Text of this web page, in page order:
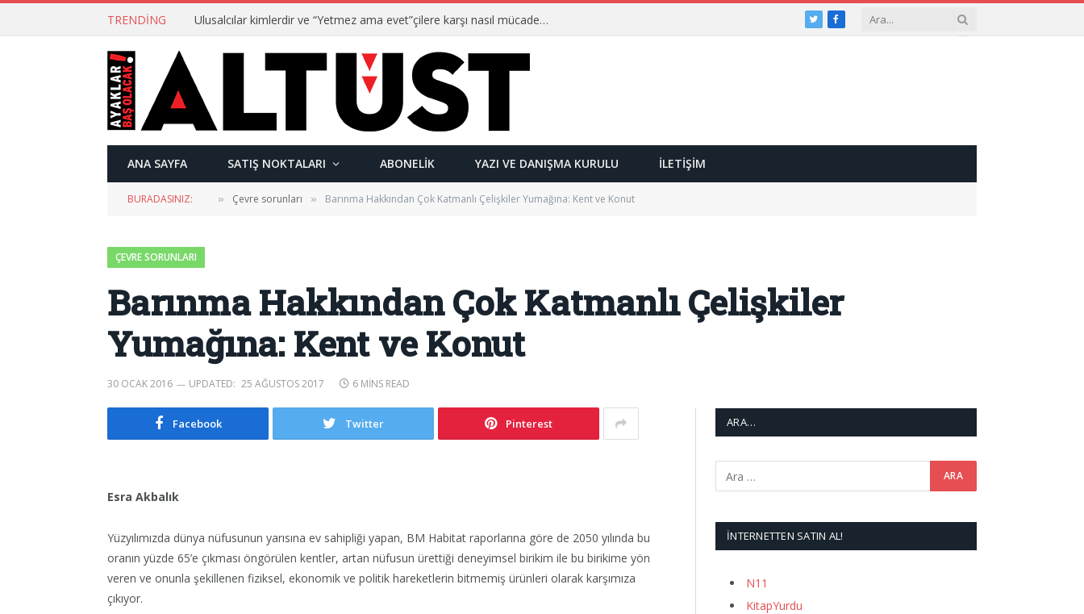
TRENDING Ulusalcılar kimlerdir ve “Yetmez ama evet”çilere karşı nasıl mücadele ederler? TwitterFacebook
ANA SAYFA SATIŞ NOKTALARI ABONELIK YAZI VE DANIŞMA KURULU İLETIŞIM
BURADASINIZ: » Çevre sorunları » Barınma Hakkından Çok Katmanlı Çelişkiler Yumağına: Kent ve Konut
ÇEVRE SORUNLARI
Barınma Hakkından Çok Katmanlı Çelişkiler
Yumağına: Kent ve Konut
30 OCAK 2016 UPDATED: 25 AĞUSTOS 2017 6 MINS READ
Facebook Twitter Pinterest
Esra Akbalık
Yüzyılımızda dünya nüfusunun yarısına ev sahipliği yapan, BM Habitat raporlarına göre de 2050 yılında bu
oranın yüzde 65’e çıkması öngörülen kentler, artan nüfusun ürettiği deneyimsel birikim ile bu birikime yön
veren ve onunla şekillenen fiziksel, ekonomik ve politik hareketlerin bitmemiş ürünleri olarak karşımıza
çıkıyor.
ARA…
İNTERNETTEN SATIN AL!
N11
KitapYurdu